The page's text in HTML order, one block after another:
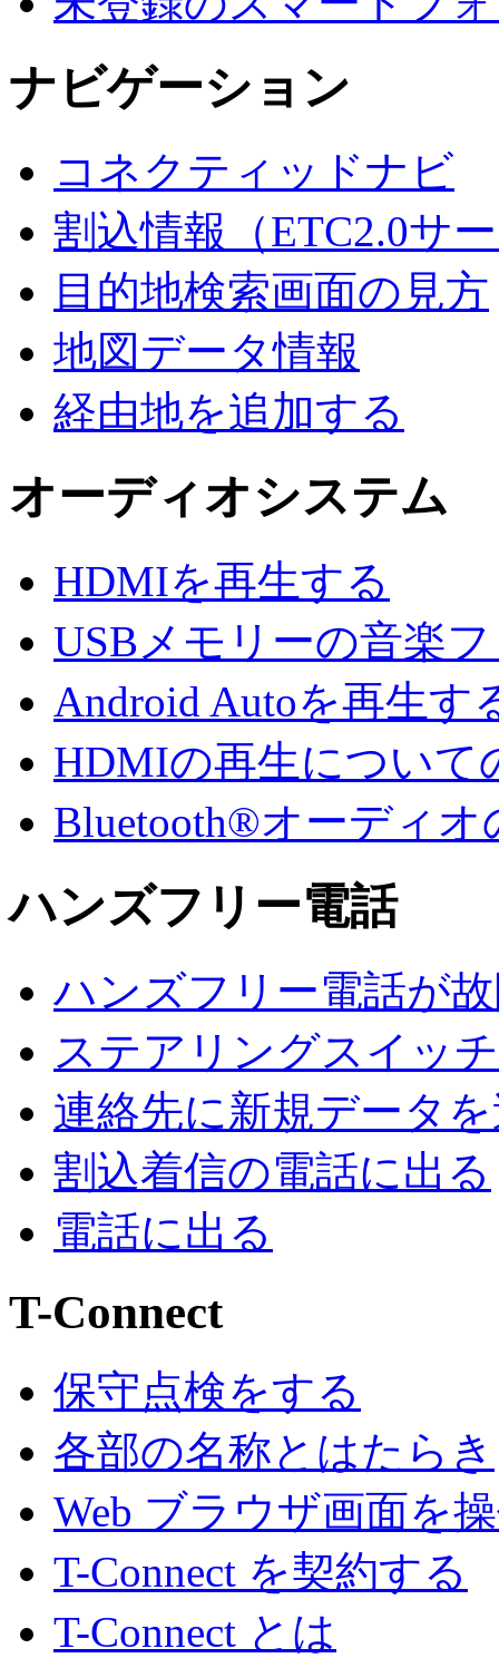
ナビゲーション
コネクティッドナビ
割込情報（ETC2.0サ
目的地検索画面の見方
地図データ情報
経由地を追加する
オーディオシステム
HDMIを再生する
USBメモリーの音楽
Android Autoを再生す
HDMIの再生について
Bluetooth®オーディ
ハンズフリー電話
ハンズフリー電話が
ステアリングスイッ
連絡先に新規データ
割込着信の電話に出る
電話に出る
T-Connect
保守点検をする
各部の名称とはたらき
Web ブラウザ画面を
T-Connect を契約する
T-Connect とは